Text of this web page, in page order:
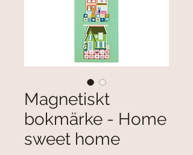
Magnetiskt
bokmärke - Home
sweet home